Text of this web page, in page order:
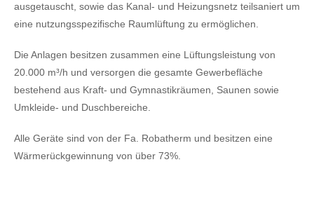
ausgetauscht, sowie das Kanal- und Heizungsnetz teilsaniert um
eine nutzungsspezifische Raumlüftung zu ermöglichen.
Die Anlagen besitzen zusammen eine Lüftungsleistung von
20.000 m³/h und versorgen die gesamte Gewerbefläche
bestehend aus Kraft- und Gymnastikräumen, Saunen sowie
Umkleide- und Duschbereiche.
Alle Geräte sind von der Fa. Robatherm und besitzen eine
Wärmerückgewinnung von über 73%.